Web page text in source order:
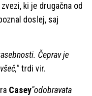
ki je drugačna od
doslej, saj
Čeprav je
trdi vir.
Casey"odobravata